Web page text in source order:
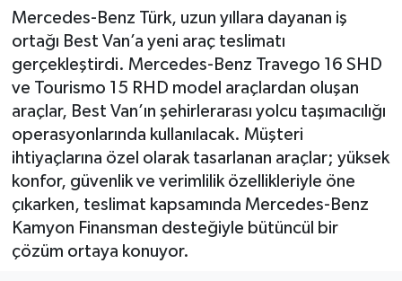
Mercedes-Benz Türk, uzun yıllara dayanan iş
ortağı Best Van’a yeni araç teslimatı
gerçekleştirdi. Mercedes-Benz Travego 16 SHD
ve Tourismo 15 RHD model araçlardan oluşan
araçlar, Best Van’ın şehirlerarası yolcu taşımacılığı
operasyonlarında kullanılacak. Müşteri
ihtiyaçlarına özel olarak tasarlanan araçlar; yüksek
konfor, güvenlik ve verimlilik özellikleriyle öne
çıkarken, teslimat kapsamında Mercedes-Benz
Kamyon Finansman desteğiyle bütüncül bir
çözüm ortaya konuyor.
E-GAZETE
TAŞITLAR